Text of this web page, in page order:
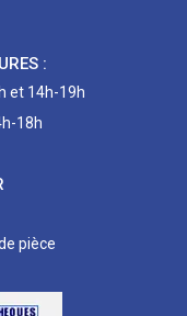
:
et 14h-19h
18h
pièce